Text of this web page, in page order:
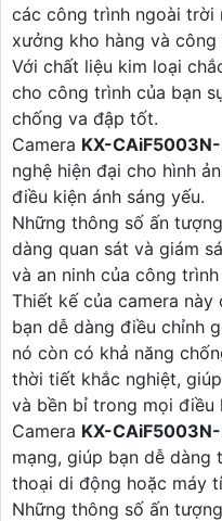
các công trình ngoài trời
xưởng kho hàng và
Với chất liệu kim loại
cho công trình của bạn
chống va đập tốt.
Camera KX-
nghệ hiện đại cho hình
điều kiện ánh sáng yếu.
Những thông số ấn
dàng quan sát và giám
và an ninh của công
Thiết kế của camera
bạn dễ dàng điều chỉnh
nó còn có khả năng
thời tiết khắc nghiệt,
và bền bỉ trong mọi điều
Camera KX-
mạng, giúp bạn dễ
thoại di động hoặc máy
Những thông số ấn